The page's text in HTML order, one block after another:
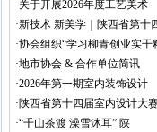
·关于开展2026年度工艺美术
·新技术 新美学｜陕西省第十
·协会组织“学习柳青创业实干
·地市协会 & 合作单位简讯
·2026年第一期室内装饰设计
·陕西省第十四届室内设计大
·“千山茶渡 澡雪沐耳” 陕